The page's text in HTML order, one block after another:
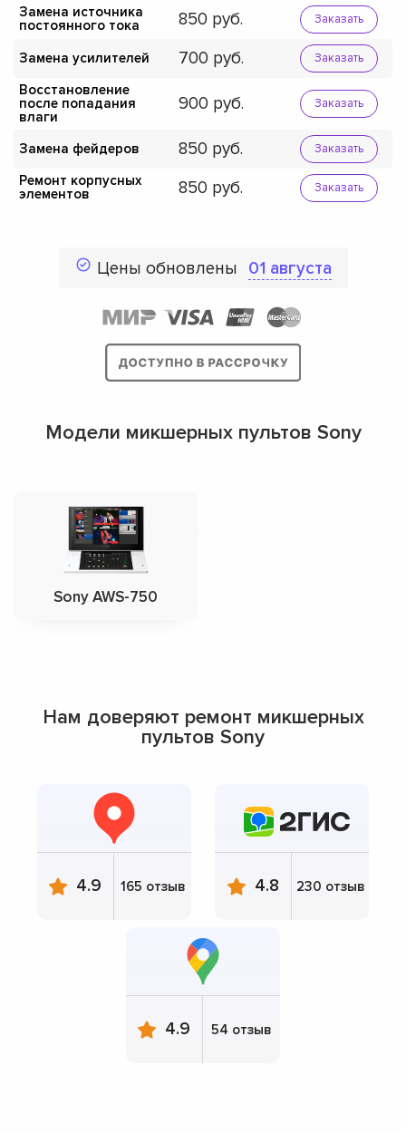
Замена источника
постоянного тока
850 Заказать
Замена усилителей 700 Заказать
Восстановление
после попадания
влаги
900 Заказать
Замена фейдеров 850 Заказать
Ремонт корпусных
элементов
850 Заказать
Цены обновлены 01 августа
Модели микшерных пультов Sony
Sony AWS-750
Нам доверяют ремонт микшерных
пультов Sony
4.9 165 отзыв 4.8 230 отзыв
4.9 54 отзыв